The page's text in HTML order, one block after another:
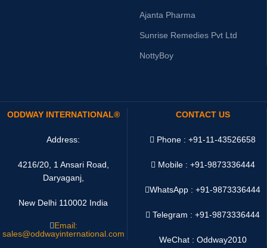
Ajanta Pharma
Sunrise Remedies Pvt Ltd
NottyBoy
ODDWAY INTERNATIONAL®
Address:
4216/20, 1 Ansari Road,
Daryaganj,
New Delhi 110002 India
Email:
sales@oddwayinternational.com
CONTACT US
Phone : +91-11-43526658
Mobile : +91-9873336444
WhatsApp :+91-9873336444
Telegram : +91-9873336444
WeChat : Oddway2010